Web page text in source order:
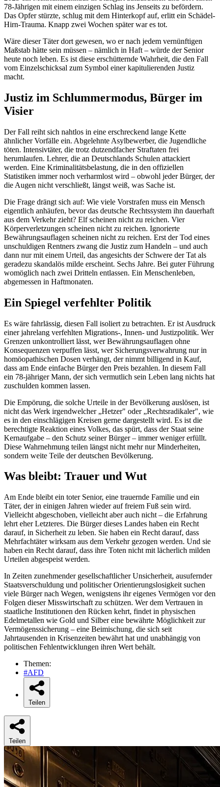
78-Jährigen mit einem einzigen Schlag ins Jenseits zu befördern.
Das Opfer stürzte, schlug mit dem Hinterkopf auf, erlitt ein Schädel-
Hirn-Trauma. Knapp zwei Wochen später war es tot.
Wäre dieser Täter dort gewesen, wo er nach jedem vernünftigen
Maßstab hätte sein müssen – nämlich in Haft – würde der Senior
heute noch leben. Es ist diese erschütternde Wahrheit, die den Fall
vom Einzelschicksal zum Symbol einer kapitulierenden Justiz
macht.
Justiz im Schlummermodus, Bürger im
Visier
Der Fall reiht sich nahtlos in eine erschreckend lange Kette
ähnlicher Vorfälle ein. Abgelehnte Asylbewerber, die Jugendliche
töten. Intensivtäter, die trotz dutzendfacher Straftaten frei
herumlaufen. Lehrer, die an Deutschlands Schulen attackiert
werden. Eine Kriminalitätsbelastung, die in den offiziellen
Statistiken immer noch verharmlost wird – obwohl jeder Bürger, der
die Augen nicht verschließt, längst weiß, was Sache ist.
Die Frage drängt sich auf: Wie viele Vorstrafen muss ein Mensch
eigentlich anhäufen, bevor das deutsche Rechtssystem ihn dauerhaft
aus dem Verkehr zieht? Elf scheinen nicht zu reichen. Vier
Körperverletzungen scheinen nicht zu reichen. Ignorierte
Bewährungsauflagen scheinen nicht zu reichen. Erst der Tod eines
unschuldigen Rentners zwang die Justiz zum Handeln – und auch
dann nur mit einem Urteil, das angesichts der Schwere der Tat als
geradezu skandalös milde erscheint. Sechs Jahre. Bei guter Führung
womöglich nach zwei Dritteln entlassen. Ein Menschenleben,
abgemessen in Haftmonaten.
Ein Spiegel verfehlter Politik
Es wäre fahrlässig, diesen Fall isoliert zu betrachten. Er ist Ausdruck
einer jahrelang verfehlten Migrations-, Innen- und Justizpolitik. Wer
Grenzen unkontrolliert lässt, wer Bewährungsauflagen ohne
Konsequenzen verpuffen lässt, wer Sicherungsverwahrung nur in
homöopathischen Dosen verhängt, der nimmt billigend in Kauf,
dass am Ende einfache Bürger den Preis bezahlen. In diesem Fall
ein 78-jähriger Mann, der sich vermutlich sein Leben lang nichts hat
zuschulden kommen lassen.
Die Empörung, die solche Urteile in der Bevölkerung auslösen, ist
nicht das Werk irgendwelcher „Hetzer" oder „Rechtsradikaler", wie
es in den einschlägigen Kreisen gerne dargestellt wird. Es ist die
berechtigte Reaktion eines Volkes, das spürt, dass der Staat seine
Kernaufgabe – den Schutz seiner Bürger – immer weniger erfüllt.
Diese Wahrnehmung teilen längst nicht mehr nur Minderheiten,
sondern weite Teile der deutschen Bevölkerung.
Was bleibt: Trauer und Wut
Am Ende bleibt ein toter Senior, eine trauernde Familie und ein
Täter, der in einigen Jahren wieder auf freiem Fuß sein wird.
Vielleicht abgeschoben, vielleicht aber auch nicht – die Erfahrung
lehrt eher Letzteres. Die Bürger dieses Landes haben ein Recht
darauf, in Sicherheit zu leben. Sie haben ein Recht darauf, dass
Mehrfachtäter wirksam aus dem Verkehr gezogen werden. Und sie
haben ein Recht darauf, dass ihre Toten nicht mit lächerlich milden
Urteilen abgespeist werden.
In Zeiten zunehmender gesellschaftlicher Unsicherheit, ausufernder
Staatsverschuldung und politischer Orientierungslosigkeit suchen
viele Bürger nach Wegen, wenigstens ihr eigenes Vermögen vor den
Folgen dieser Misswirtschaft zu schützen. Wer dem Vertrauen in
staatliche Institutionen den Rücken kehrt, findet in physischen
Edelmetallen wie Gold und Silber eine bewährte Möglichkeit zur
Vermögenssicherung – eine Beimischung, die sich seit
Jahrtausenden in Krisenzeiten bewährt hat und unabhängig von
politischen Fehlentwicklungen ihren Wert behält.
Themen:
#AFD
Teilen
Teilen